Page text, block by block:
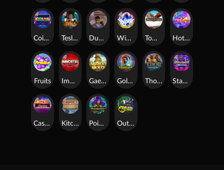
Casino Win Spin
Starstruck
Poison Eve
Golden Genie And The Walking Wilds
Immortal Fruits
Tesla Jolt Dungeon Quest
Coins of Fortune WiXX
Outsourced: Slash Game
Fruits
Hot 4 Cash
Tombstone
Gaelic Gold
Kitchen Drama: Sushi Mania
Thor: Hammer Time